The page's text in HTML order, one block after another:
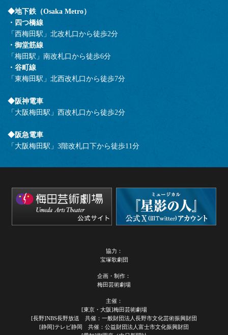
◆地下鉄（Osaka Metro）
・四つ橋線
「西梅田駅」北改札口から徒歩2分
・御堂筋線
「梅田駅」南改札口から徒歩6分
・谷町線
「東梅田駅」北西改札口から徒歩7分
◆阪神電車
「大阪梅田駅」西改札口から徒歩2分
◆阪急電車
「大阪梅田駅」3階改札口下から徒歩11分
協力：
宝塚歌劇団
企画・制作：
梅田芸術劇場
主催：
[東京・大阪]梅田芸術劇場
[長野]NBS長野放送 共催：一般財団法人長野市文化芸術振興財団
[静岡]テレビ静岡 共催：公益財団法人富士市文化振興財団